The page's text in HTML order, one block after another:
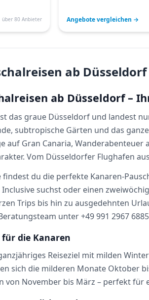
über 80 Anbieter Angebote vergleichen →
ab
ab Düsseldorf –
das graue Düsseldorf und landest
subtropische Gärten und das
auf Gran Canaria,
Vom Düsseldorfer Flughafen
findest du die perfekte Kanaren-
suchst oder einen
Trips bis hin zu ausgedehnten
unter +49 991 2967
für die Kanaren
Reiseziel mit milden
sich die milderen Monate Oktober
von November bis März – perfekt für